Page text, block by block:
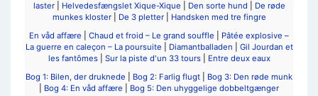
laster| Helvedesfængslet Xique-Xique Den sorte hund
De røde
munkes kloster| De 3 pletter|
Handsken med tre fingre
En våd affære
Chaud et froid – Le grand souffle
Pâtée explosive –
La guerre en caleçon – La poursuite
Diamantballaden
Gil Jourdan et
les fantômes| Sur la piste d'un 33 tours|
Entre deux eaux
Bog 1: Bilen, der druknede
Bog 2: Farlig flugt
Bog 3: Den røde munk
Bog 4: En våd affære Bog 5: Den uhyggelige dobbeltgænger